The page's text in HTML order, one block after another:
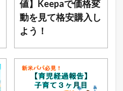
値】Keepaで価格変
動を見て格安購入し
よう！